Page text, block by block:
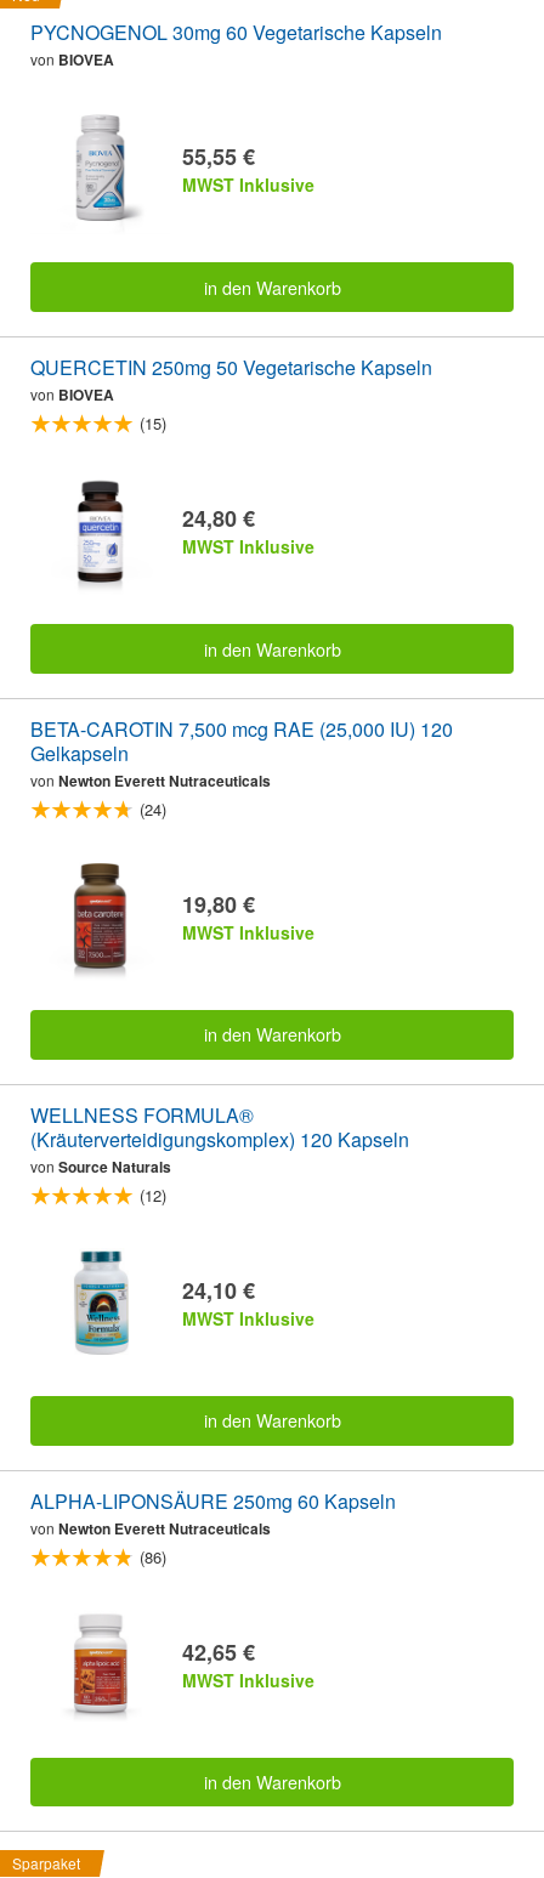
PYCNOGENOL 30mg 60 Vegetarische Kapseln
von BIOVEA
55,55 €
MWST Inklusive
in den Warenkorb
QUERCETIN 250mg 50 Vegetarische Kapseln
von BIOVEA
(15)
24,80 €
MWST Inklusive
in den Warenkorb
BETA-CAROTIN 7,500 mcg RAE (25,000 IU) 120
Gelkapseln
von Newton Everett Nutraceuticals
(24)
19,80 €
MWST Inklusive
in den Warenkorb
WELLNESS FORMULA®
(Kräuterverteidigungskomplex) 120 Kapseln
von Source Naturals
(12)
24,10 €
MWST Inklusive
in den Warenkorb
ALPHA-LIPONSÄURE 250mg 60 Kapseln
von Newton Everett Nutraceuticals
(86)
42,65 €
MWST Inklusive
in den Warenkorb
Sparpaket